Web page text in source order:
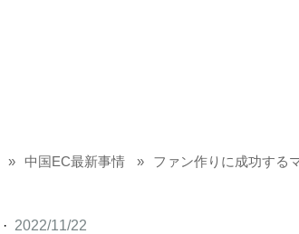
中国EC最新事情 ファン作りに成功する
· 2022/11/22